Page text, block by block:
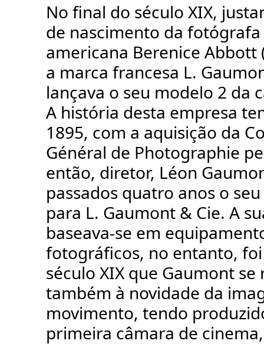
No final do século XIX,
de nascimento da
americana Berenice Abbott
a marca francesa L.
lançava o seu modelo 2 da
A história desta empresa
1895, com a aquisição da
Général de Photographie
então, diretor, Léon
passados quatro anos o
para L. Gaumont & Cie. A
baseava-se em
fotográficos, no entanto,
século XIX que Gaumont se
também à novidade da
movimento, tendo
primeira câmara de